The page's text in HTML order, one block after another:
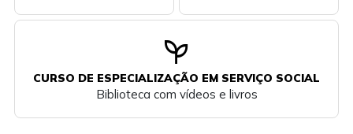
psychiatry
CURSO DE ESPECIALIZAÇÃO EM SERVIÇO SOCIAL
Biblioteca com vídeos e livros